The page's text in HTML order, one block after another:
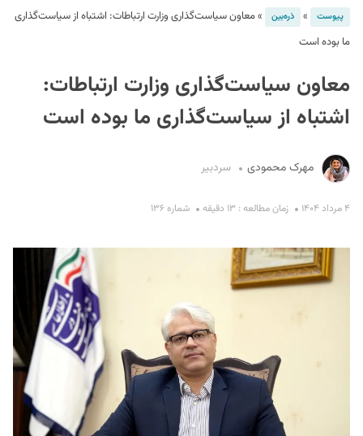
پیوست » ذره‌بین »معاون سیاست‌گذاری وزارت ارتباطات: اشتباه از سیاست‌گذاری
ما بوده است
معاون سیاست‌گذاری وزارت ارتباطات:
اشتباه از سیاست‌گذاری ما بوده است
مهرک محمودی سردبیر
۴ مرداد ۱۴۰۴ زمان مطالعه : ۱۳ دقیقه شماره ۱۳۶